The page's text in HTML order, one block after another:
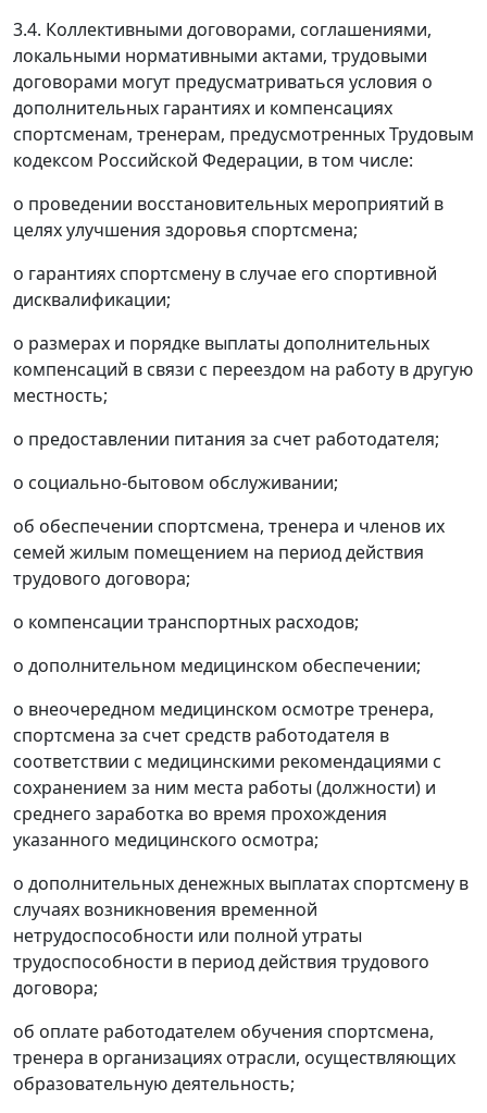
3.4. Коллективными договорами, соглашениями,
локальными нормативными актами, трудовыми
договорами могут предусматриваться условия о
дополнительных гарантиях и компенсациях
спортсменам, тренерам, предусмотренных Трудовым
кодексом Российской Федерации, в том числе:
о проведении восстановительных мероприятий в
целях улучшения здоровья спортсмена;
о гарантиях спортсмену в случае его спортивной
дисквалификации;
о размерах и порядке выплаты дополнительных
компенсаций в связи с переездом на работу в другую
местность;
о предоставлении питания за счет работодателя;
о социально-бытовом обслуживании;
об обеспечении спортсмена, тренера и членов их
семей жилым помещением на период действия
трудового договора;
о компенсации транспортных расходов;
о дополнительном медицинском обеспечении;
о внеочередном медицинском осмотре тренера,
спортсмена за счет средств работодателя в
соответствии с медицинскими рекомендациями с
сохранением за ним места работы (должности) и
среднего заработка во время прохождения
указанного медицинского осмотра;
о дополнительных денежных выплатах спортсмену в
случаях возникновения временной
нетрудоспособности или полной утраты
трудоспособности в период действия трудового
договора;
об оплате работодателем обучения спортсмена,
тренера в организациях отрасли, осуществляющих
образовательную деятельность;